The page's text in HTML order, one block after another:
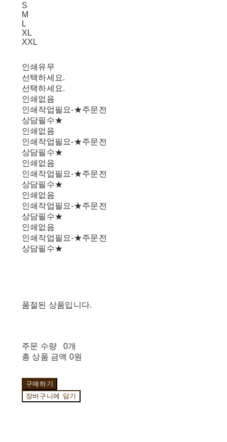
S
M
L
XL
XXL
인쇄유무
선택하세요.
선택하세요.
인쇄없음
인쇄작업필요-★주문전
상담필수★
인쇄없음
인쇄작업필요-★주문전
상담필수★
인쇄없음
인쇄작업필요-★주문전
상담필수★
인쇄없음
인쇄작업필요-★주문전
상담필수★
인쇄없음
인쇄작업필요-★주문전
상담필수★
품절된 상품입니다.
주문 수량
0개
총 상품 금액 0원
구매하기
장바구니에 담기